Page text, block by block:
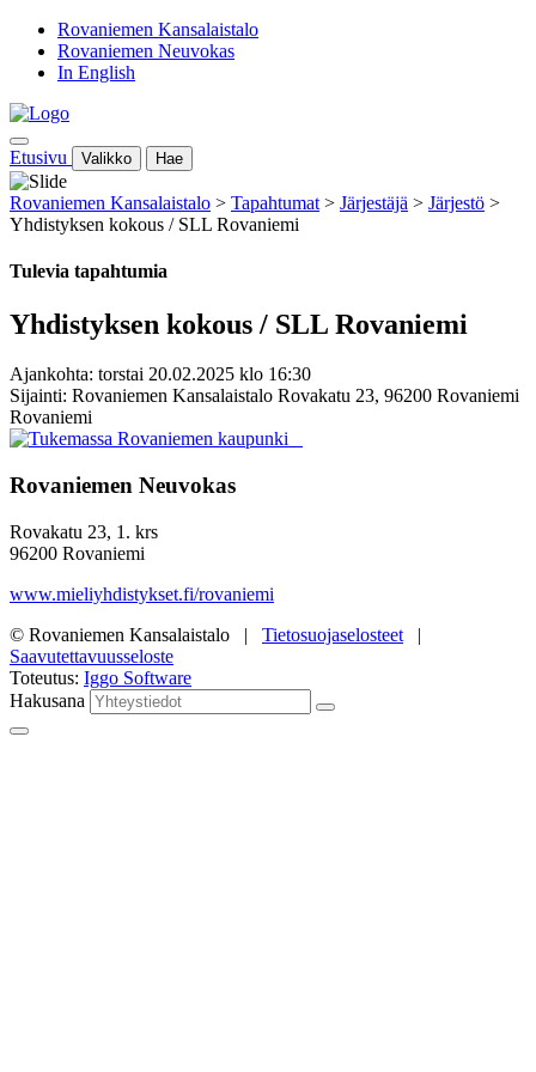
Rovaniemen Kansalaistalo
Rovaniemen Neuvokas
In English
Etusivu Valikko Hae
Rovaniemen Kansalaistalo > Tapahtumat > Järjestäjä > Järjestö >
Yhdistyksen kokous / SLL Rovaniemi
Tulevia tapahtumia
Yhdistyksen kokous / SLL Rovaniemi
Ajankohta: torstai 20.02.2025 klo 16:30
Sijainti: Rovaniemen Kansalaistalo Rovakatu 23, 96200 Rovaniemi
Rovaniemi
Rovaniemen Neuvokas
Rovakatu 23, 1. krs
96200 Rovaniemi
www.mieliyhdistykset.fi/rovaniemi
© Rovaniemen Kansalaistalo | Tietosuojaselosteet |
Saavutettavuusseloste
Toteutus: Iggo Software
Hakusana